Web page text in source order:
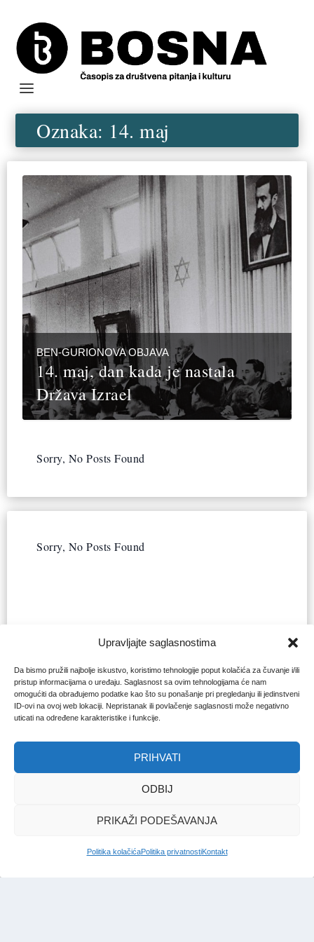
Upravljajte saglasnostima
Da bismo pružili najbolje iskustvo, koristimo tehnologije poput kolačića za čuvanje i/ili
pristup informacijama o uređaju. Saglasnost sa ovim tehnologijama će nam
omogućiti da obrađujemo podatke kao što su ponašanje pri pregledanju ili jedinstveni
ID-ovi na ovoj web lokaciji. Nepristanak ili povlačenje saglasnosti može negativno
uticati na određene karakteristike i funkcije.
PRIHVATI
ODBIJ
PRIKAŽI PODEŠAVANJA
Politika kolačićaPolitika privatnostiKontakt
Oznaka: 14. maj
BEN-GURIONOVA OBJAVA
14. maj, dan kada je nastala
Država Izrael
Sorry, No Posts Found
Sorry, No Posts Found